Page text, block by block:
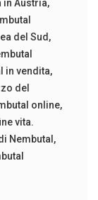
in Austria,
del Sud ,
in vendita,
del
online,
vita.
Nembutal ,